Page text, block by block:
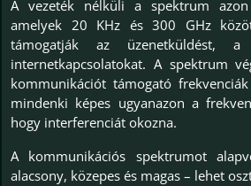
A vezeték nélküli a spektrum azon
amelyek 20 KHz és 300 GHz
támogatják az üzenetküldést,
internetkapcsolatokat. A spektrum
kommunikációt támogató
mindenki képes ugyanazon a
hogy interferenciát okozna.
A kommunikációs spektrumot
alacsony, közepes és magas – lehet